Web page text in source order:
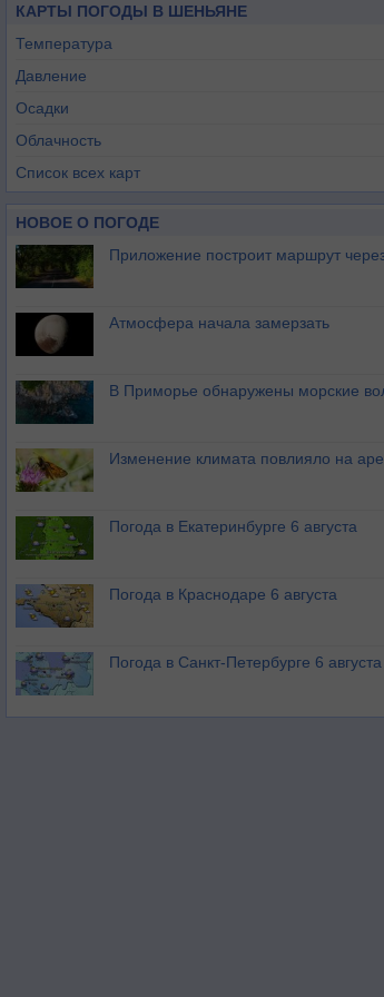
КАРТЫ ПОГОДЫ В ШЕНЬЯНЕ
Температура
Давление
Осадки
Облачность
Список всех карт
НОВОЕ О ПОГОДЕ
Приложение построит маршрут
Атмосфера начала замерзать
В Приморье обнаружены морские
Изменение климата повлияло на
Погода в Екатеринбурге 6 августа
Погода в Краснодаре 6 августа
Погода в Санкт-Петербурге 6 августа